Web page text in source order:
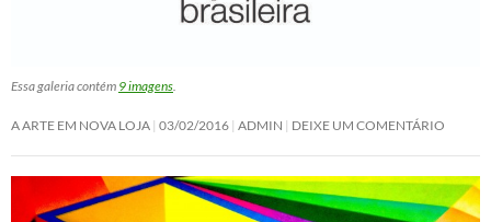
Essa galeria contém 9 imagens.
A ARTE EM NOVA LOJA 03/02/2016 ADMIN DEIXE UM COMENTÁRIO